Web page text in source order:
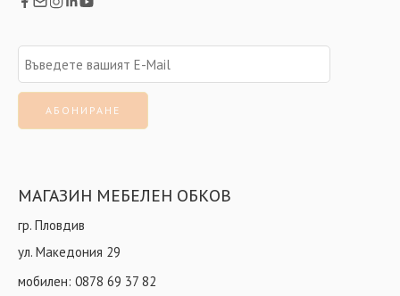
МАГАЗИН МЕБЕЛЕН ОБКОВ
гр. Пловдив
ул. Македония 29
мобилен: 0878 69 37 82